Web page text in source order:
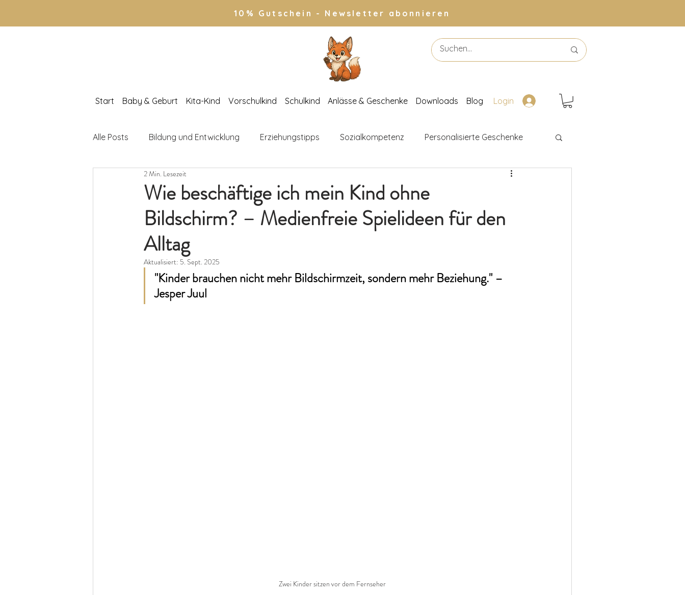
10% Gutschein - Newsletter abonnieren
Start Baby & Geburt Kita-Kind Vorschulkind Schulkind Anlässe & Geschenke Downloads Blog Login
Alle Posts Bildung und Entwicklung Erziehungstipps Sozialkompetenz Personalisierte Geschenke
Lernspiele & Aktivitäten Leseförderung
Kinderbücher Elternratgeber Leselisten
Wie beschäftige ich mein Kind ohne
Bildschirm? – Medienfreie Spielideen für den
Alltag
2 Min. Lesezeit
Aktualisiert: 5. Sept. 2025
"Kinder brauchen nicht mehr Bildschirmzeit, sondern mehr Beziehung." –
Jesper Juul
Zwei Kinder sitzen vor dem Fernseher